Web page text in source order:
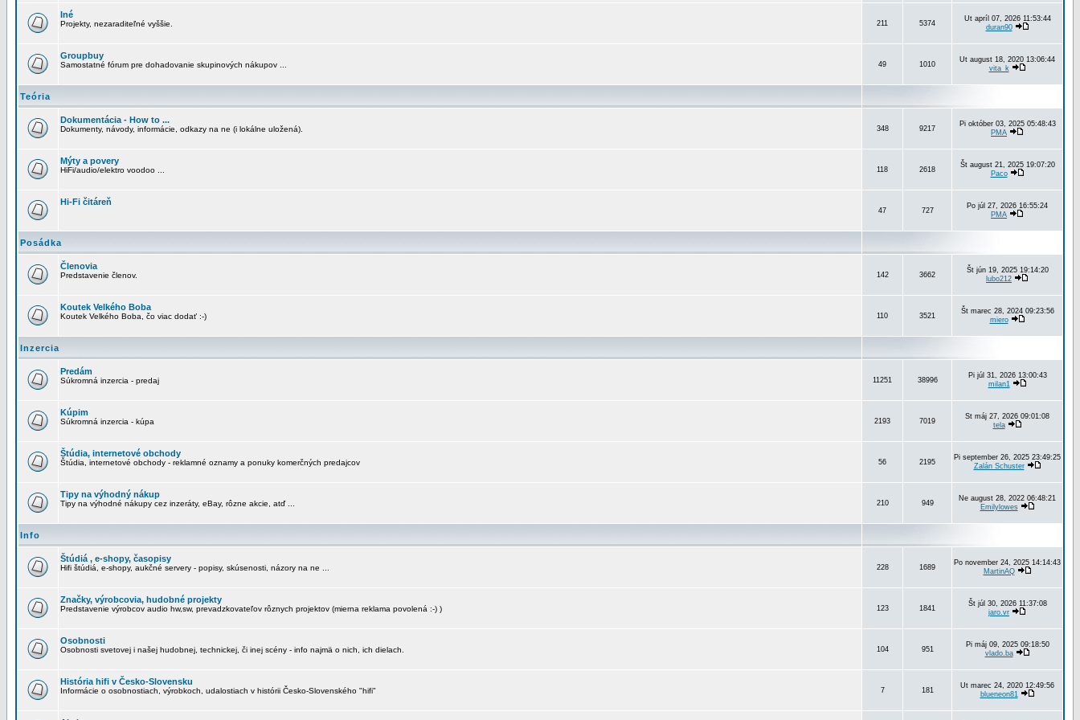
Iné
Projekty, nezaraditeľné vyššie. 211 5374
Ut apríl 07, 2026 11:53:44
duran90
Groupbuy
Samostatné fórum pre dohadovanie skupinových nákupov ... 49 1010
Ut august 18, 2020 13:06:44
vita_k
Teória
Dokumentácia - How to ...
Dokumenty, návody, informácie, odkazy na ne (i lokálne uložená). 348 9217
Pi október 03, 2025 05:48:43
PMA
Mýty a povery
HiFi/audio/elektro voodoo ... 118 2618
Št august 21, 2025 19:07:20
Paco
Hi-Fi čitáreň
47 727
Po júl 27, 2026 16:55:24
PMA
Posádka
Členovia
Predstavenie členov. 142 3662
Št jún 19, 2025 19:14:20
lubo212
Koutek Velkého Boba
Koutek Velkého Boba, čo viac dodať :-) 110 3521
Št marec 28, 2024 09:23:56
miero
Inzercia
Predám
Súkromná inzercia - predaj 11251 38996
Pi júl 31, 2026 13:00:43
milan1
Kúpim
Súkromná inzercia - kúpa 2193 7019
St máj 27, 2026 09:01:08
tela
Štúdia, internetové obchody
Štúdia, internetové obchody - reklamné oznamy a ponuky komerčných predajcov 56 2195
Pi september 26, 2025 23:49:25
Zalán Schuster
Tipy na výhodný nákup
Tipy na výhodné nákupy cez inzeráty, eBay, rôzne akcie, atď ... 210 949
Ne august 28, 2022 06:48:21
Emilylowes
Info
Štúdiá , e-shopy, časopisy
Hifi štúdiá, e-shopy, aukčné servery - popisy, skúsenosti, názory na ne ... 228 1689
Po november 24, 2025 14:14:43
MartinAQ
Značky, výrobcovia, hudobné projekty
Predstavenie výrobcov audio hw,sw, prevadzkovateľov rôznych projektov (mierna reklama povolená :-) ) 123 1841
Št júl 30, 2026 11:37:08
jaro.vr
Osobnosti
Osobnosti svetovej i našej hudobnej, technickej, či inej scény - info najmä o nich, ich dielach. 104 951
Pi máj 09, 2025 09:18:50
vlado.ba
História hifi v Česko-Slovensku
Informácie o osobnostiach, výrobkoch, udalostiach v histórii Česko-Slovenského "hifi" 7 181
Ut marec 24, 2020 12:49:56
blueneon81